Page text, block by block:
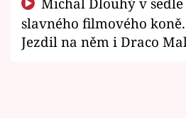
slavného filmového koně.
Jezdil na něm i Draco